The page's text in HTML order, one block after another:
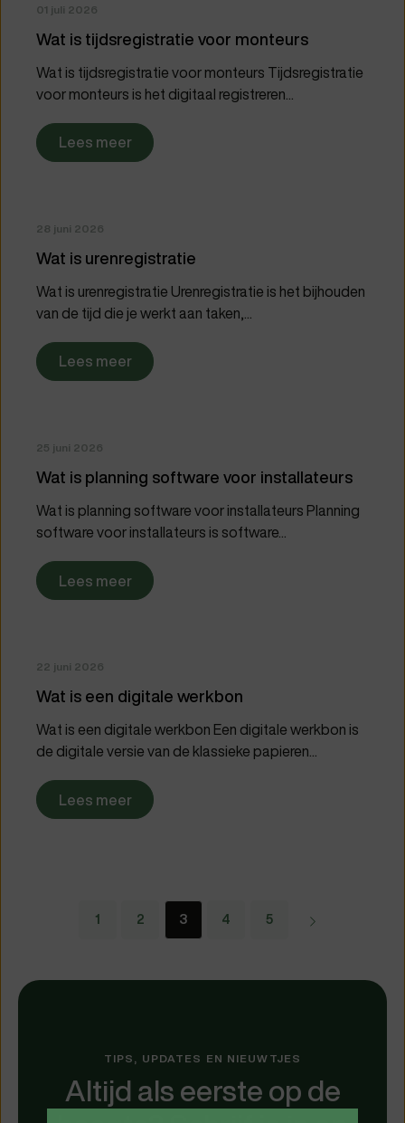
01 juli 2026
Wat is tijdsregistratie voor monteurs
Wat is tijdsregistratie voor monteurs Tijdsregistratie
voor monteurs is het digitaal registreren...
Lees meer
28 juni 2026
Wat is urenregistratie
Wat is urenregistratie Urenregistratie is het bijhouden
van de tijd die je werkt aan taken,...
Lees meer
25 juni 2026
Wat is planning software voor installateurs
Wat is planning software voor installateurs Planning
software voor installateurs is software...
Lees meer
22 juni 2026
Wat is een digitale werkbon
Wat is een digitale werkbon Een digitale werkbon is
de digitale versie van de klassieke papieren...
Lees meer
1 2 3 4 5 Verder
TIPS, UPDATES EN NIEUWTJES
Altijd als eerste op de